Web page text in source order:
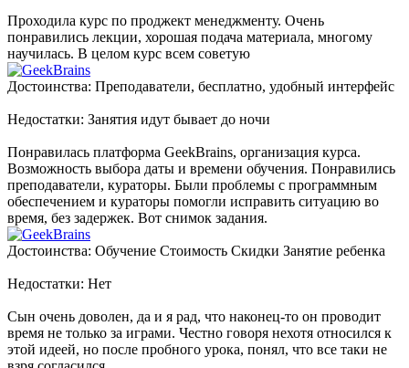
Проходила курс по проджект менеджменту. Очень
понравились лекции, хорошая подача материала, многому
научилась. В целом курс всем советую
Достоинства: Преподаватели, бесплатно, удобный интерфейс
Недостатки: Занятия идут бывает до ночи
Понравилась платформа GeekBrains, организация курса.
Возможность выбора даты и времени обучения. Понравились
преподаватели, кураторы. Были проблемы с программным
обеспечением и кураторы помогли исправить ситуацию во
время, без задержек. Вот снимок задания.
Достоинства: Обучение Стоимость Скидки Занятие ребенка
Недостатки: Нет
Сын очень доволен, да и я рад, что наконец-то он проводит
время не только за играми. Честно говоря нехотя относился к
этой идеей, но после пробного урока, понял, что все таки не